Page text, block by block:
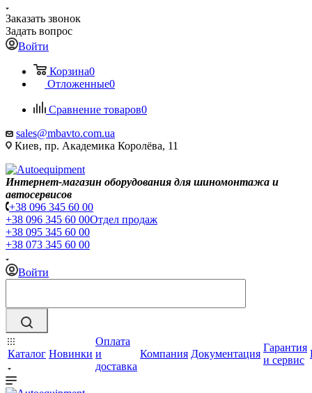
Заказать звонок
Задать вопрос
Войти
Корзина0
Отложенные0
Сравнение товаров0
sales@mbavto.com.ua
Киев, пр. Академика Королёва, 11
Интернет-магазин оборудования для шиномонтажа и
автосервисов
+38 096 345 60 00
+38 096 345 60 00Отдел продаж
+38 095 345 60 00
+38 073 345 60 00
Войти
Каталог Новинки
Оплата
и
доставка
Компания Документация
Гарантия
и сервис